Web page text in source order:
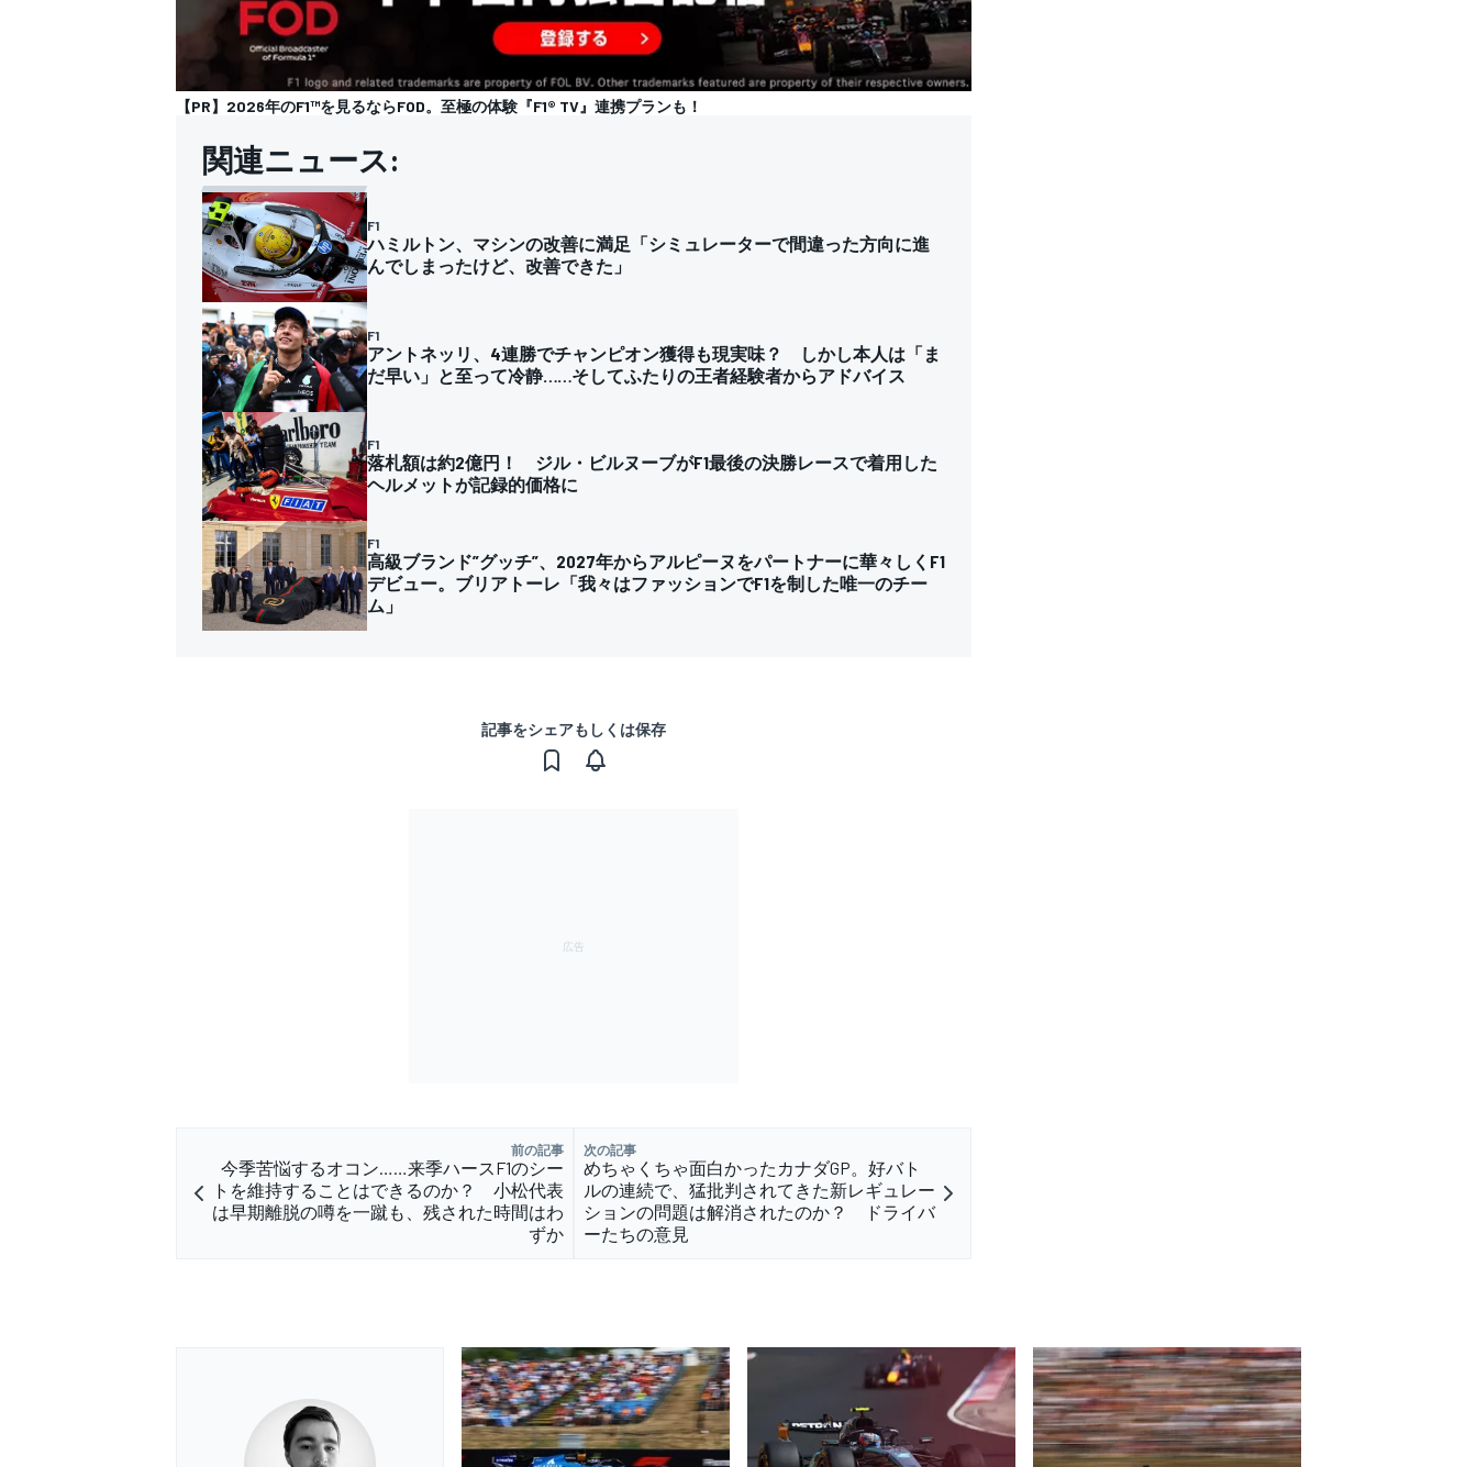
【PR】2026年のF1™︎を見るならFOD。至極の体験『F1® TV』連携プランも！
関連ニュース:
F1
ハミルトン、マシンの改善に満足「シミュレーターで間違った方向に進
んでしまったけど、改善できた」
F1
アントネッリ、4連勝でチャンピオン獲得も現実味？ しかし本人は「ま
だ早い」と至って冷静……そしてふたりの王者経験者からアドバイス
F1
落札額は約2億円！ ジル・ビルヌーブがF1最後の決勝レースで着用した
ヘルメットが記録的価格に
F1
高級ブランド”グッチ”、2027年からアルピーヌをパートナーに華々しくF1
デビュー。ブリアトーレ「我々はファッションでF1を制した唯一のチー
ム」
記事をシェアもしくは保存
前の記事
今季苦悩するオコン……来季ハースF1のシー
トを維持することはできるのか？ 小松代表
は早期離脱の噂を一蹴も、残された時間はわ
ずか
次の記事
めちゃくちゃ面白かったカナダGP。好バト
ルの連続で、猛批判されてきた新レギュレー
ションの問題は解消されたのか？ ドライバ
ーたちの意見